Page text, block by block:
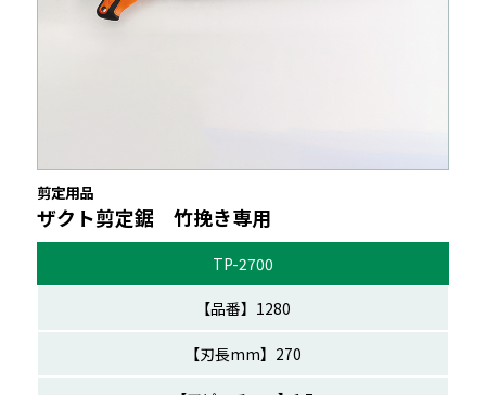
剪定用品
ザクト剪定鋸 竹挽き専用
TP-2700
1280
270